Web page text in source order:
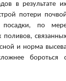
в результате
потери
посадки, по
поливов,
и норма
бороться